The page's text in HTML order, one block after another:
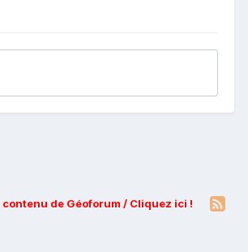
de Géoforum / Cliquez ici !